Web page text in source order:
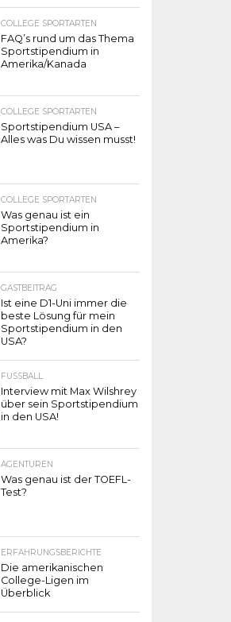
COLLEGE SPORTARTEN
FAQ’s rund um das Thema
Sportstipendium in
Amerika/Kanada
COLLEGE SPORTARTEN
Sportstipendium USA –
Alles was Du wissen musst!
COLLEGE SPORTARTEN
Was genau ist ein
Sportstipendium in
Amerika?
GASTBEITRAG
Ist eine D1-Uni immer die
beste Lösung für mein
Sportstipendium in den
USA?
FUSSBALL
Interview mit Max Wilshrey
über sein Sportstipendium
in den USA!
AGENTUREN
Was genau ist der TOEFL-
Test?
ERFAHRUNGSBERICHTE
Die amerikanischen
College-Ligen im
Überblick